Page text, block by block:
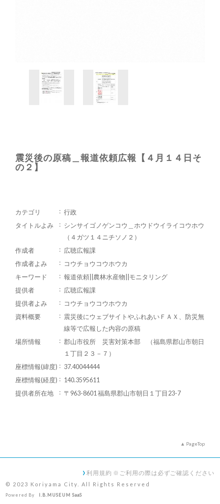
震災後の原稿＿報道依頼広報【４月１４日そ
の２】
カテゴリ
行政
タイトルよみ
シンサイゴノゲンコウ＿ホウドウイライコウホウ
（４ガツ１４ニチソノ２）
作成者
広聴広報課
作成者よみ
コウチョウコウホウカ
キーワード
報道依頼||農林水産物||モニタリング
提供者
広聴広報課
提供者よみ
コウチョウコウホウカ
資料概要
震災後にウェブサイトやふれあいＦＡＸ、防災無
線等で広報した内容の原稿
場所情報
郡山市役所 災害対策本部 （福島県郡山市朝日
１丁目２３－７）
座標情報(緯度)
37.40044444
座標情報(経度)
140.3595611
提供者所在地
〒963-8601 福島県郡山市朝日１丁目23-7
PageTop
利用規約 ※ご利用の際は必ずご確認ください
© 2023 Koriyama City. All Rights Reserved
Powered By I.B.MUSEUM SaaS